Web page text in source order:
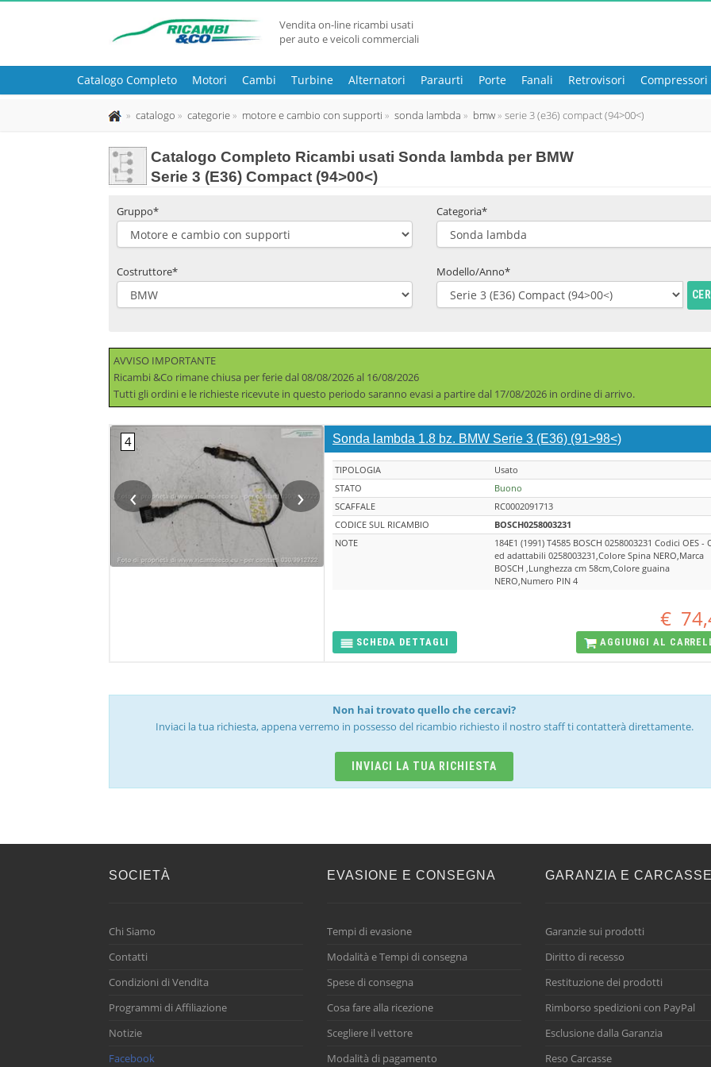
Vendita on-line ricambi usati
per auto e veicoli commerciali
Catalogo Completo Motori Cambi Turbine Alternatori Paraurti Porte Fanali Retrovisori Compressori
catalogo categorie motore e cambio con supporti sonda lambda bmw serie 3 (e36) compact (94>00<)
Catalogo Completo Ricambi usati Sonda lambda per BMW
Serie 3 (E36) Compact (94>00<)
Gruppo* Categoria*
Costruttore* Modello/Anno*
AVVISO IMPORTANTE
Ricambi &Co rimane chiusa per ferie dal 08/08/2026 al 16/08/2026
Tutti gli ordini e le richieste ricevute in questo periodo saranno evasi a partire dal 17/08/2026 in ordine di arrivo.
‹ ›
Sonda lambda 1.8 bz. BMW Serie 3 (E36) (91>98<)
TIPOLOGIA
Usato
STATO
Buono
SCAFFALE
RC0002091713
CODICE SUL RICAMBIO
BOSCH0258003231
NOTE
184E1 (1991) T4585 BOSCH 0258003231 Codici OES -
ed adattabili 0258003231,Colore Spina NERO,Marca
BOSCH ,Lunghezza cm 58cm,Colore guaina
NERO,Numero PIN 4
€
SCHEDA DETTAGLI AGGIUNGI AL
Non hai trovato quello che cercavi?
Inviaci la tua richiesta, appena verremo in possesso del ricambio richiesto il nostro staff ti contatterà direttamente.
INVIACI LA TUA RICHIESTA
SOCIETÀ
Chi Siamo
Contatti
Condizioni di Vendita
Programmi di Affiliazione
Notizie
Facebook
EVASIONE E CONSEGNA
Tempi di evasione
Modalità e Tempi di consegna
Spese di consegna
Cosa fare alla ricezione
Scegliere il vettore
Modalità di pagamento
GARANZIA E CARCASSE
Garanzie sui prodotti
Diritto di recesso
Restituzione dei prodotti
Rimborso spedizioni con PayPal
Esclusione dalla Garanzia
Reso Carcasse